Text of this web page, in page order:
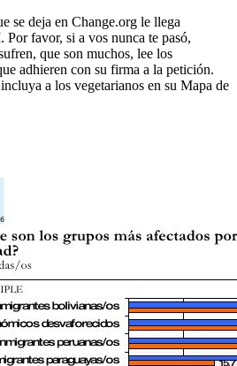
se deja en Change.org le llega
. Por favor, si a vos nunca te pasó,
que son muchos, lee los
adhieren con su firma a la petición.
incluya a los vegetarianos en su Mapa de